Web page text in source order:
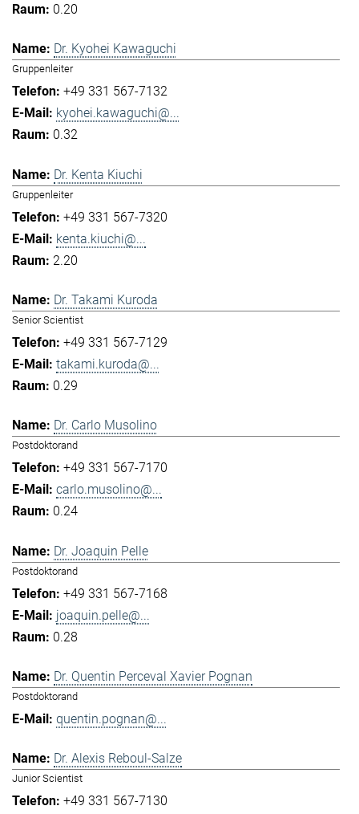
0.20
Dr. Kyohei Kawaguchi
Gruppenleiter
+49 331 567-7132
kyohei.kawaguchi@...
0.32
Dr. Kenta Kiuchi
Gruppenleiter
+49 331 567-7320
kenta.kiuchi@...
2.20
Dr. Takami Kuroda
Senior Scientist
+49 331 567-7129
takami.kuroda@...
0.29
Dr. Carlo Musolino
Postdoktorand
+49 331 567-7170
carlo.musolino@...
0.24
Dr. Joaquin Pelle
Postdoktorand
+49 331 567-7168
joaquin.pelle@...
0.28
Dr. Quentin Perceval Xavier Pognan
Postdoktorand
quentin.pognan@...
Dr. Alexis Reboul-Salze
Junior Scientist
+49 331 567-7130